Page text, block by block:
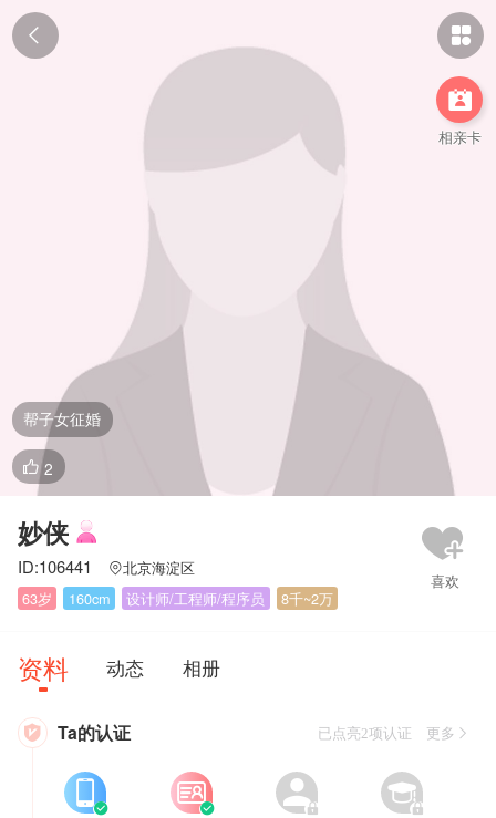
 

相亲卡
 2
帮子女征婚
妙侠
ID:106441 北京海淀区
63岁
160cm 设计师/工程师/程序员 8千~2万
资料 动态 相册
 Ta的认证 已点亮2项认证 更多






